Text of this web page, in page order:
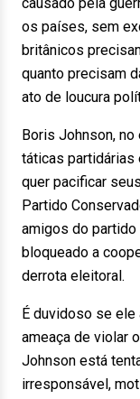
os países, sem
britânicos
quanto precisam
ato de loucura
Boris Johnson,
táticas
quer pacificar
Partido
amigos do partido
bloqueado a
derrota eleitoral.
É duvidoso se
ameaça de violar
Johnson está
irresponsável,